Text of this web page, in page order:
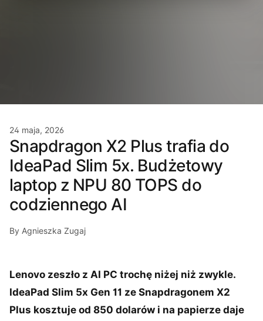
24 maja, 2026
Snapdragon X2 Plus trafia do
IdeaPad Slim 5x. Budżetowy
laptop z NPU 80 TOPS do
codziennego AI
By Agnieszka Zugaj
Lenovo zeszło z AI PC trochę niżej niż zwykle.
IdeaPad Slim 5x Gen 11 ze Snapdragonem X2
Plus kosztuje od 850 dolarów i na papierze daje